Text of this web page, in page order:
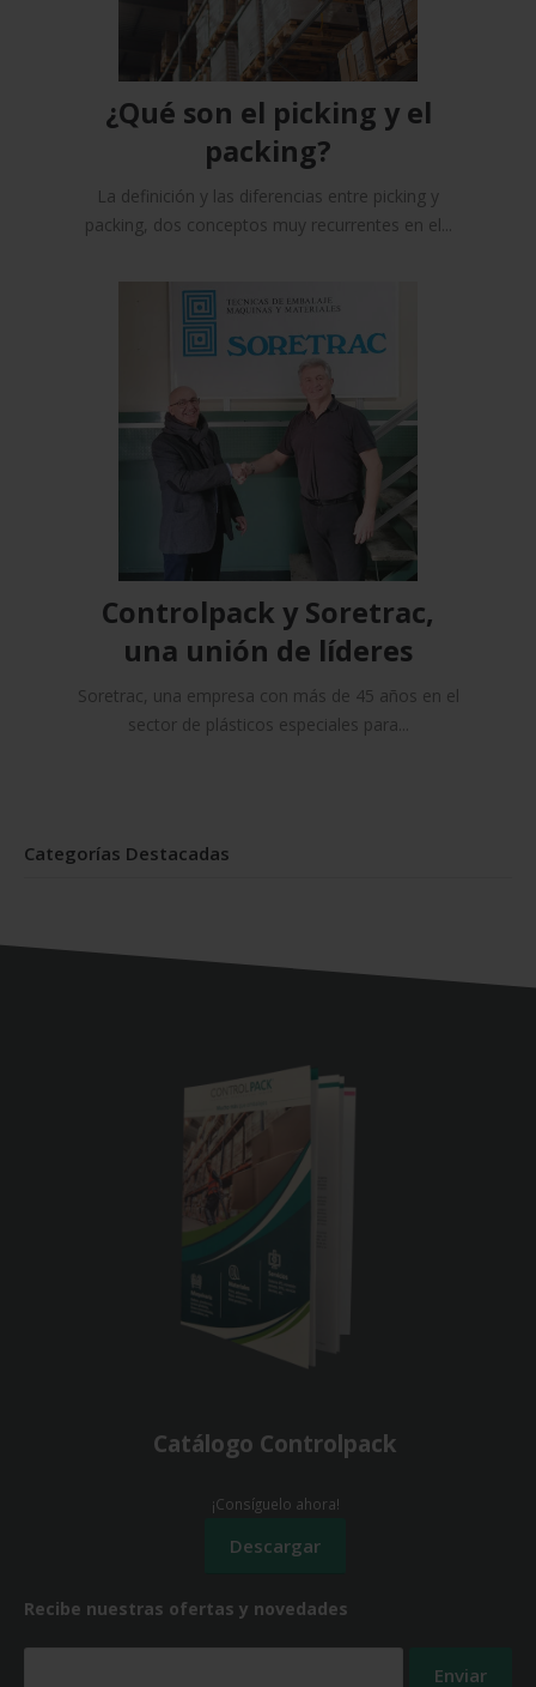
¿Qué son el picking y el
packing?
La definición y las diferencias entre picking y
packing, dos conceptos muy recurrentes en el...
Controlpack y Soretrac,
una unión de líderes
Soretrac, una empresa con más de 45 años en el
sector de plásticos especiales para...
Categorías Destacadas
Recibe nuestras ofertas y novedades
Catálogo Controlpack
¡Consíguelo ahora!